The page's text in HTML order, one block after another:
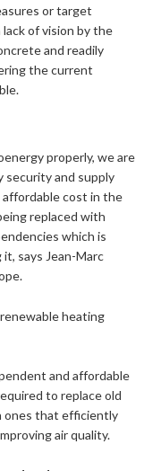
or target
of vision by the
and readily
the current
properly, we are
security and supply
cost in the
replaced with
which is
says Jean-Marc
heating
and affordable
to replace old
ones that efficiently
air quality.